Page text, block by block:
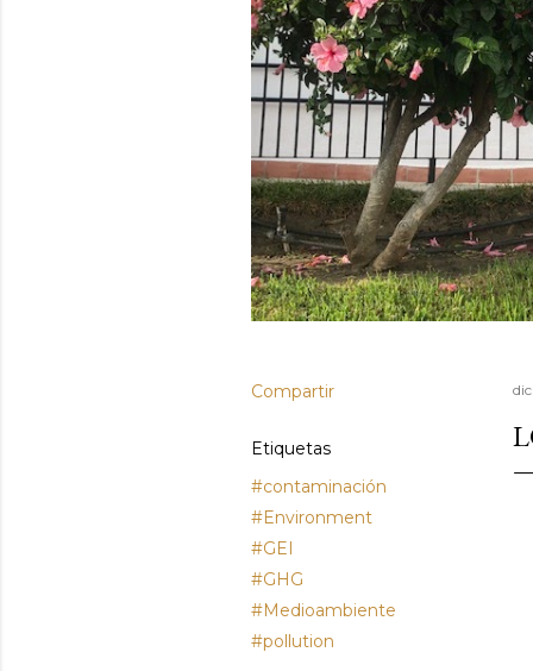
Compartir
Etiquetas
#contaminación
#Environment
#GEI
#GHG
#Medioambiente
#pollution